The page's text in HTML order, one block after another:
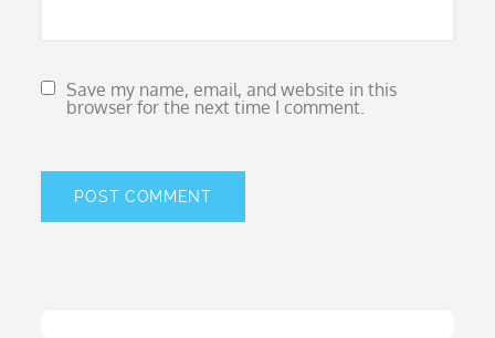
Save my name, email, and website in this
browser for the next time I comment.